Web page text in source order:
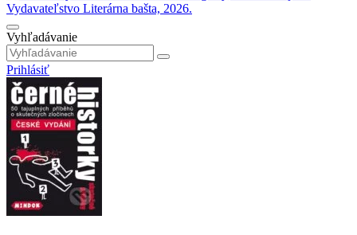
Vyhľadávanie
Prihlásiť